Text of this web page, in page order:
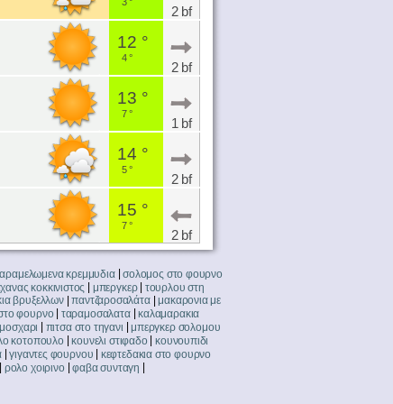
2 bf
12 °
4 °
2 bf
13 °
7 °
1 bf
14 °
5 °
2 bf
15 °
7 °
2 bf
κρεμμυδια|σολομος στο φουρνο
κοκκινιστος | μπεργκερ| τουρλου στη
βρυξελλων|παντζαροσαλάτα|μακαρονια με
φουρνο ταραμοσαλατα|καλαμαρακια
πιτσα στο τηγανι |μπεργκερ σολομου
κοτοπουλο |κουνελι στιφαδο |κουνουπιδι
|γιγαντες φουρνου
κεφτεδακια στο φουρνο
ρολο χοιρινο |φαβα συνταγη |